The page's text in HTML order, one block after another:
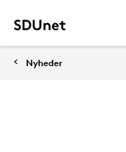
Nyheder